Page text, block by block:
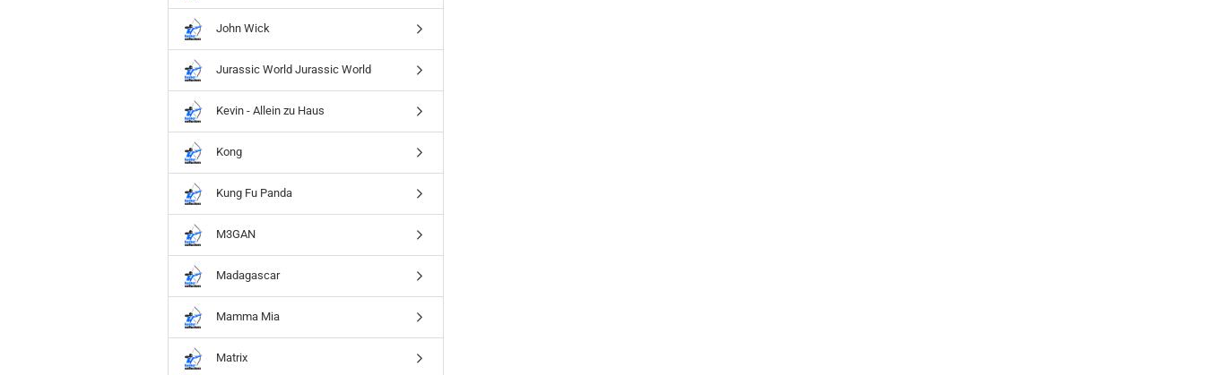
John Wick
Jurassic World Jurassic World
Kevin - Allein zu Haus
Kong
Kung Fu Panda
M3GAN
Madagascar
Mamma Mia
Matrix